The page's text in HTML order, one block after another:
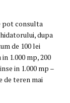
pot consulta
dupa
de 100 lei
1.000 mp, 200
in 1.000 mp –
de teren mai